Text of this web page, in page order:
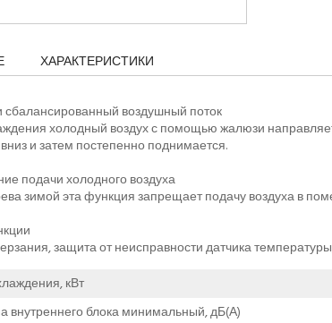
ХАРАКТЕРИСТИКИ
воздушный поток
холодный воздух с помощью жалюзи
и затем постепенно поднимается.
подачи холодного воздуха
зимой эта функция запрещает подачу воздуха в
защита от неисправности датчика
кВт
внутреннего блока минимальный, дБ(А)